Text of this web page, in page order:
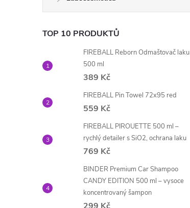
TOP 10 PRODUKTŮ
FIREBALL Reborn Odmaštovač laku
500 ml
389 Kč
FIREBALL Pin Towel 72x95 red
559 Kč
FIREBALL PIROUETTE 500 ml –
rychlý detailer s SiO2, ochrana laku
769 Kč
BINDER Premium Car Shampoo
CANDY EDITION 500 ml – vysoce
koncentrovaný šampon